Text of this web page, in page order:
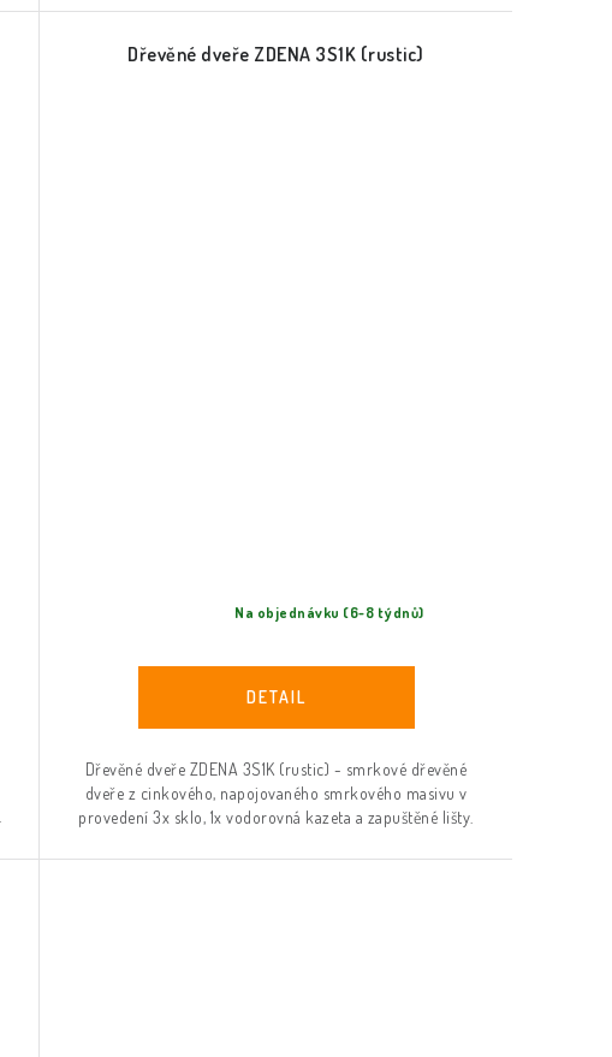
Dřevěné dveře ZDENA 3S1K (rustic)
Na objednávku (6-8 týdnů)
Dřevěné dveře ZDENA 3S1K (rustic) - smrkové dřevěné
dveře z cinkového, napojovaného smrkového masivu v
provedení 3x sklo, 1x vodorovná kazeta a zapuštěné lišty.